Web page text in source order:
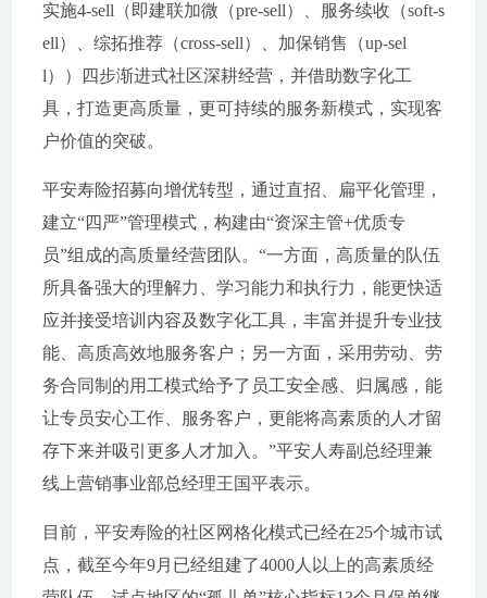
实施4-sell（即建联加微（pre-sell）、服务续收（soft-s
ell）、综拓推荐（cross-sell）、加保销售（up-sel
l））四步渐进式社区深耕经营，并借助数字化工
具，打造更高质量，更可持续的服务新模式，实现客
户价值的突破。
平安寿险招募向增优转型，通过直招、扁平化管理，
建立“四严”管理模式，构建由“资深主管+优质专
员”组成的高质量经营团队。“一方面，高质量的队伍
所具备强大的理解力、学习能力和执行力，能更快适
应并接受培训内容及数字化工具，丰富并提升专业技
能、高质高效地服务客户；另一方面，采用劳动、劳
务合同制的用工模式给予了员工安全感、归属感，能
让专员安心工作、服务客户，更能将高素质的人才留
存下来并吸引更多人才加入。”平安人寿副总经理兼
线上营销事业部总经理王国平表示。
目前，平安寿险的社区网格化模式已经在25个城市试
点，截至今年9月已经组建了4000人以上的高素质经